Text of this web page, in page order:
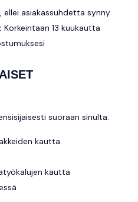
asiakassuhdetta synny
Korkeintaan 13 kuukautta
suoraan sinulta:
kautta
kautta